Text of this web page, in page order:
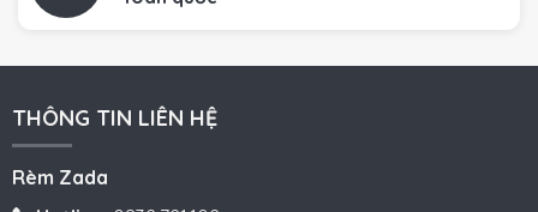
THÔNG TIN LIÊN HỆ
Rèm Zada